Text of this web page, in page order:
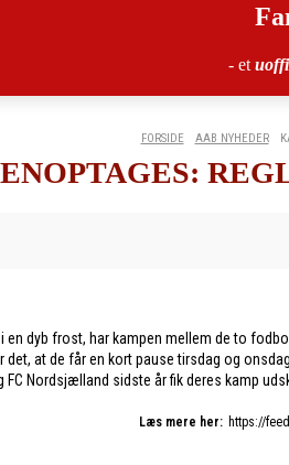
- et
FORSIDE AAB NYHEDER
en dyb frost, har kampen mellem de to
det, at de får en kort pause tirsdag og
Nordsjælland sidste år fik deres kamp
Læs mere her: https://